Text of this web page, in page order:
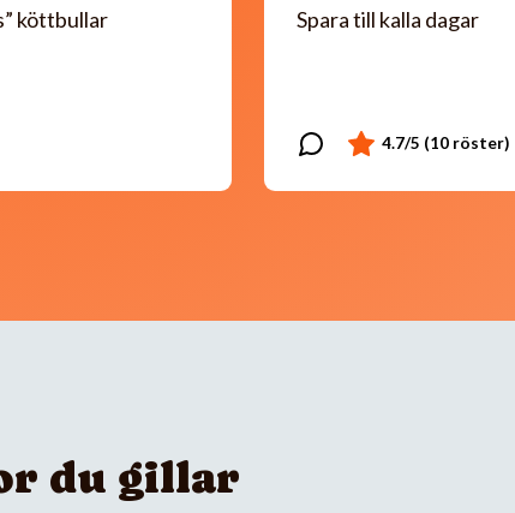
köttbullar Spara till kalla dagar
du gillar